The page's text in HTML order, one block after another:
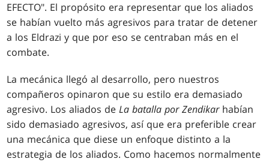
EFECTO". El propósito era representar que los aliados
se habían vuelto más agresivos para tratar de detener
a los Eldrazi y que por eso se centraban más en el
combate.
La mecánica llegó al desarrollo, pero nuestros
compañeros opinaron que su estilo era demasiado
agresivo. Los aliados deLa batalla por Zendikarhabían
sido demasiado agresivos, así que era preferible crear
una mecánica que diese un enfoque distinto a la
estrategia de los aliados. Como hacemos normalmente